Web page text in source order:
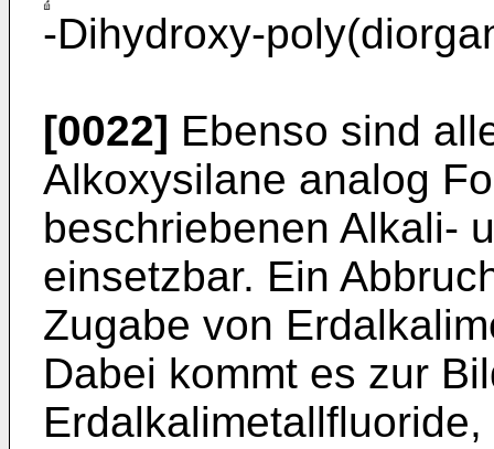
-Dihydroxy-
[0022] Ebenso sind
Alkoxysilane analog
beschriebenen Alkali-
einsetzbar. Ein
Zugabe von
Dabei kommt es zur